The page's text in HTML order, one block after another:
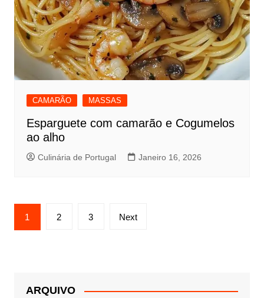
CAMARÃO MASSAS
Esparguete com camarão e Cogumelos
ao alho
Culinária de Portugal Janeiro 16, 2026
Paginação
dos
1 2 3 Next
ARQUIVO